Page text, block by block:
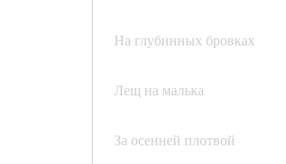
На глубинных бровках
Лещ на малька
За осенней плотвой